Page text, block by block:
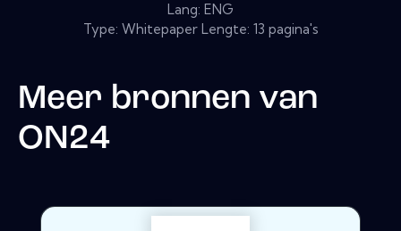
Lang: ENG
Type: Whitepaper Lengte: 13 pagina's
Meer bronnen van
ON24